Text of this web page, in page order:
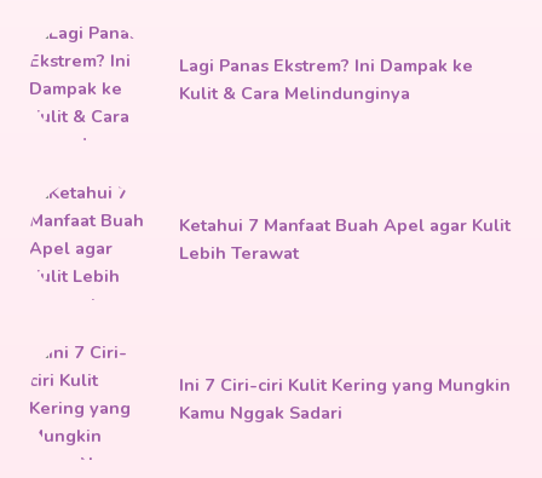
Lagi Panas Ekstrem? Ini Dampak ke
Kulit & Cara Melindunginya
Ketahui 7 Manfaat Buah Apel agar Kulit
Lebih Terawat
Ini 7 Ciri-ciri Kulit Kering yang Mungkin
Kamu Nggak Sadari